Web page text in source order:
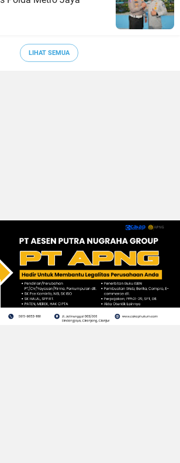
LIHAT SEMUA